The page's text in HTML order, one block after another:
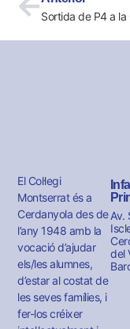
El Col·legi
Montserrat és a
Cerdanyola des de
l’any 1948 amb la
vocació d’ajudar
els/les alumnes,
d’estar al costat de
les seves famílies, i
fer-los créixer
Av.
del